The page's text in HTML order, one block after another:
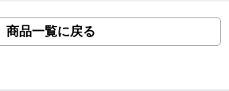
商品一覧に戻る